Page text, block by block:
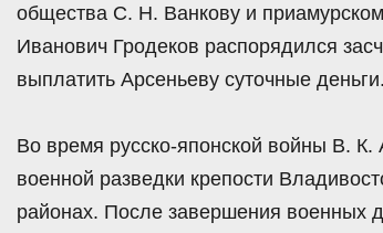
общества С. Н. Ванкову и
Иванович Гродеков распорядился
выплатить Арсеньеву суточные деньги.
Во время русско-японской войны В. К.
военной разведки крепости
районах. После завершения военных